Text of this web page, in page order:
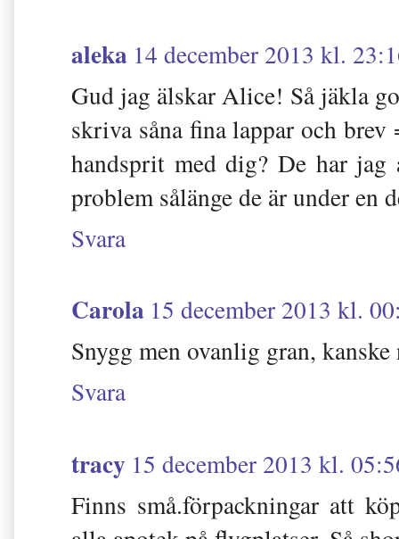
aleka 14 december 2013 kl.
Gud jag älskar Alice! Så jäkla
skriva såna fina lappar och
handsprit med dig? De har
problem sålänge de är under en
Svara
Carola 15 december 2013 kl.
Snygg men ovanlig gran,
Svara
tracy 15 december 2013 kl.
Finns små.förpackningar att